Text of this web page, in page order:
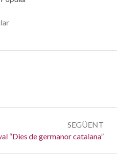
SEGÜENT
“Dies de germanor catalana”